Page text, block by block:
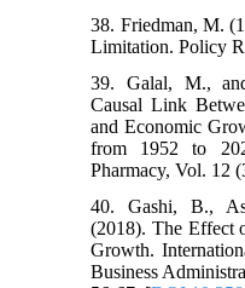
38. Friedman, M.
Limitation. Policy
39. Galal, M.,
Causal Link
and Economic
from 1952 to
Pharmacy, Vol. 12
40. Gashi, B.,
(2018). The Effect
Growth.
Business